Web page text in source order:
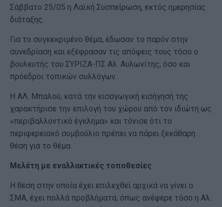
Σάββατο 25/05 η Λαϊκή Συσπείρωση, εκτός ημερησίας
διάταξης.
Για το συγκεκριμένο θέμα, έδωσαν το παρόν στην
συνεδρίαση και εξέφρασαν τις απόψεις τους τόσο ο
βουλευτής του ΣΥΡΙΖΑ-ΠΣ Αλ. Αυλωνίτης, όσο και
πρόεδροι τοπικών συλλόγων.
Η ΑΛ. Μπαλού, κατά την εισαγωγική εισήγησή της
χαρακτήρισε την επιλογή του χώρου από τον ιδιώτη ως
«περιβαλλοντικό έγκλημα» και τόνισε ότι το
περιφερειακό συμβούλιο πρέπει να πάρει ξεκάθαρη
θέση για το θέμα.
Μελέτη με εναλλακτικές τοποθεσίες
Η θέση στην οποία έχει επιλεχθεί αρχικά να γίνει ο
ΣΜΑ, έχει πολλά προβλήματα, όπως ανέφερε τόσο η Αλ.